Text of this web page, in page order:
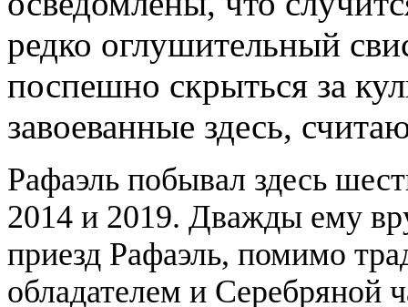
редко оглушительный
поспешно скрыться за
завоеванные здесь,
Рафаэль побывал здесь
2014 и 2019. Дважды ему
приезд Рафаэль, помимо
обладателем и Серебряной